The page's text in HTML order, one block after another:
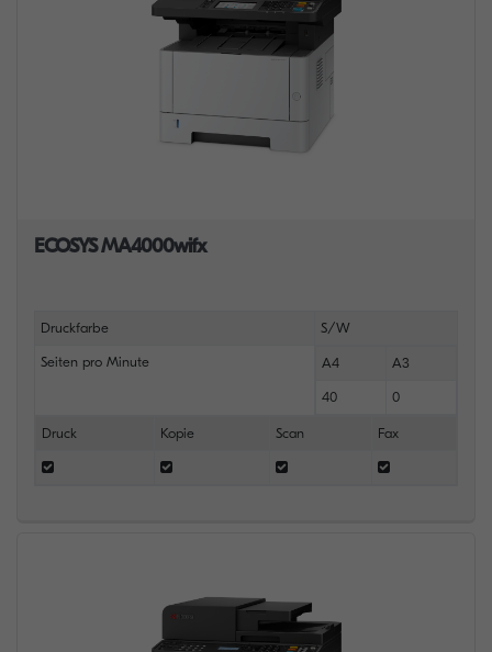
ECOSYS MA4000wifx
Druckfarbe S/W
Seiten pro Minute A4 A3
40 0
Druck Kopie Scan Fax